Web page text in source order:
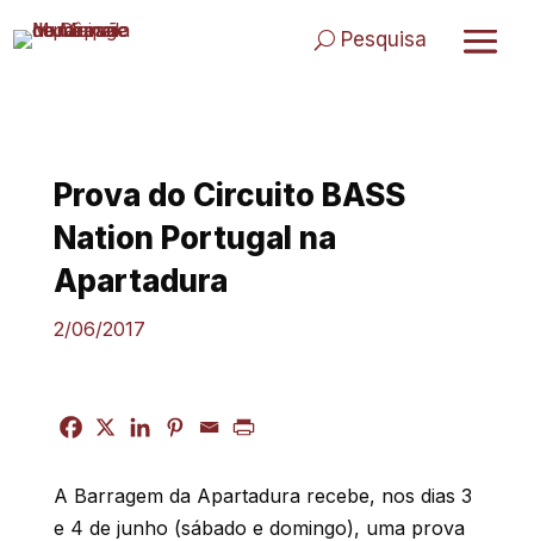
to
Pesquisa
Prova do Circuito BASS
Nation Portugal na
Apartadura
2/06/2017
A Barragem da Apartadura recebe, nos dias 3
e 4 de junho (sábado e domingo), uma prova